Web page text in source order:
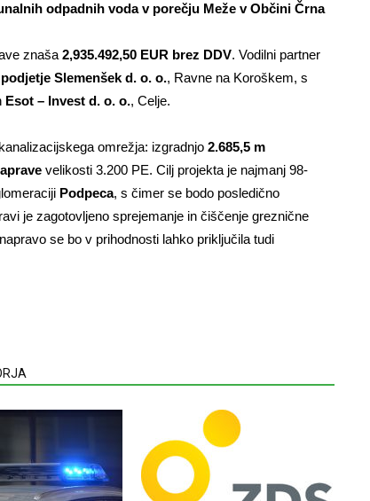
odpadnih voda v porečju Meže v Občini Črna
znaša 2,935.492,50 EUR brez DDV. Vodilni partner
Slemenšek d. o. o., Ravne na Koroškem, s
Esot – Invest d. o. o., Celje.
omrežja: izgradnjo 2.685,5 m
velikosti 3.200 PE. Cilj projekta je najmanj 98-
Podpeca, s čimer se bodo posledično
je zagotovljeno sprejemanje in čiščenje greznične
se bo v prihodnosti lahko priključila tudi